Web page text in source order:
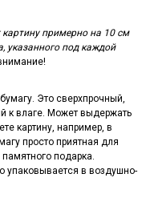
примерно на 10 см
указанного под каждой
Это сверхпрочный,
к влаге. Может выдержать
картину, например, в
просто приятная для
подарка.
упаковывается в воздушно-